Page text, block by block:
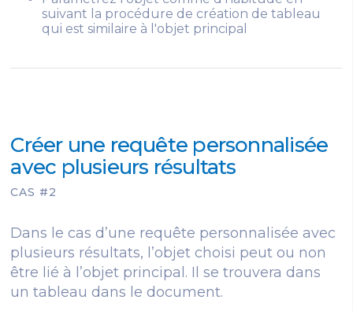
suivant la procédure de création de tableau
qui est similaire à l'objet principal
Créer une requête personnalisée
avec plusieurs résultats
CAS #2
Dans le cas d’une requête personnalisée avec
plusieurs résultats, l’objet choisi peut ou non
être lié à l’objet principal. Il se trouvera dans
un tableau dans le document.